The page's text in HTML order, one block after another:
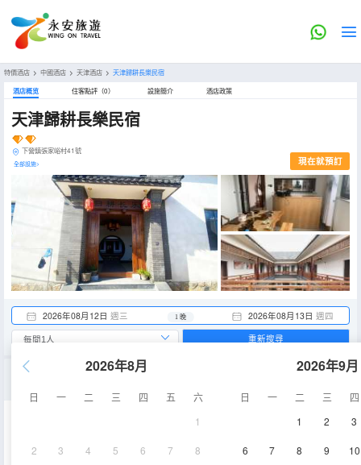
特價酒店 > 中國酒店 > 天津酒店 > 天津歸耕長樂民宿
酒店概览 住客點評（0） 設施簡介 酒店政策
天津歸耕長樂民宿
下營鎮張家峪村41號
全部設施> 現在就預訂
2026年08月12日 週三 2026年08月13日 週四
1 晚
2026年8月
日 一 二 三 四 五
六
1
2 3 4 5 6 7 8
2026年9月
日 一 二 三
四
1
2 3
6 7 8 9 10
重新搜尋
空調